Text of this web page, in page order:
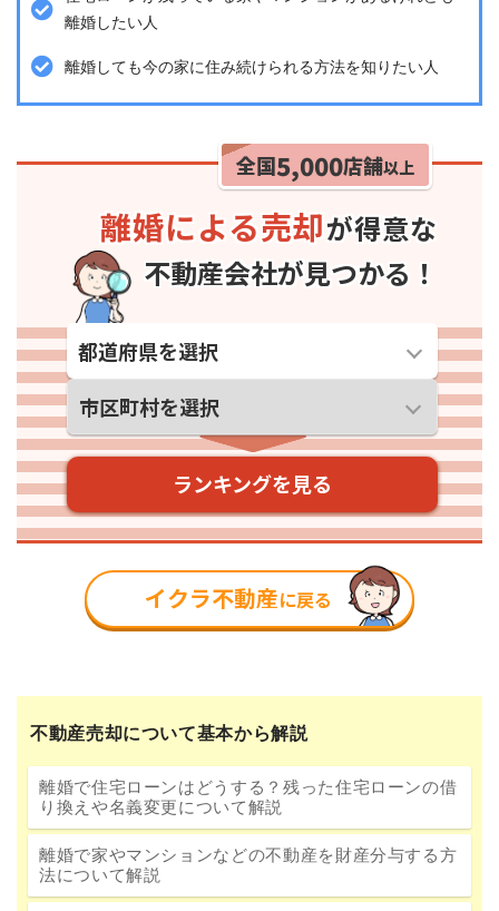
離婚したい人
離婚しても今の家に住み続けられる方法を知りたい人
不動産売却について基本から解説
離婚で住宅ローンはどうする？残った住宅ローンの借
り換えや名義変更について解説
離婚で家やマンションなどの不動産を財産分与する方
法について解説